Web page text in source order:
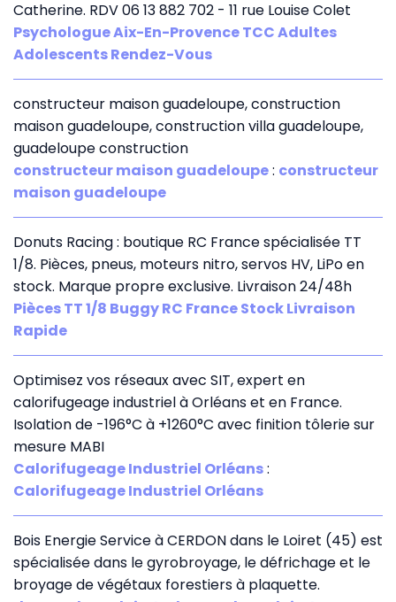
Catherine. RDV 06 13 882 702 - 11 rue Louise Colet
Psychologue Aix-En-Provence TCC Adultes
Adolescents Rendez-Vous
constructeur maison guadeloupe, construction
maison guadeloupe, construction villa guadeloupe,
guadeloupe construction
constructeur maison guadeloupe: constructeur
maison guadeloupe
Donuts Racing : boutique RC France spécialisée TT
1/8. Pièces, pneus, moteurs nitro, servos HV, LiPo en
stock. Marque propre exclusive. Livraison 24/48h
Pièces TT 1/8 Buggy RC France Stock Livraison
Rapide
Optimisez vos réseaux avec SIT, expert en
calorifugeage industriel à Orléans et en France.
Isolation de -196°C à +1260°C avec finition tôlerie sur
mesure MABI
Calorifugeage Industriel Orléans:
Calorifugeage Industriel Orléans
Bois Energie Service à CERDON dans le Loiret (45) est
spécialisée dans le gyrobroyage, le défrichage et le
broyage de végétaux forestiers à plaquette.